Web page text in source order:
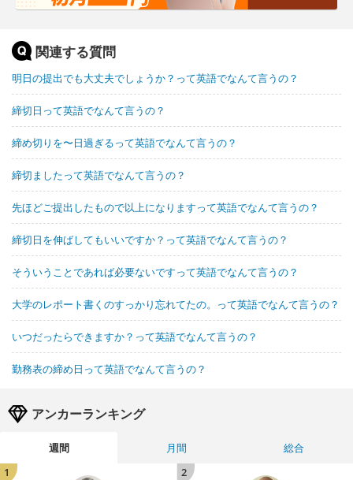
関連する質問
明日の提出でも大丈夫でしょうか？って英語でなんて言うの？
締切日って英語でなんて言うの？
締め切りを〜日過ぎるって英語でなんて言うの？
締切ましたって英語でなんて言うの？
先ほどご提出したもので以上になりますって英語でなんて言うの？
締切日を伸ばしてもいいですか？って英語でなんて言うの？
そういうことであれば必要ないですって英語でなんて言うの？
大学のレポート書くのすっかり忘れてたの。って英語でなんて言うの？
いつだったらできますか？って英語でなんて言うの？
勤務表の締め日って英語でなんて言うの？
アンカーランキング
週間 月間
総合
1
2